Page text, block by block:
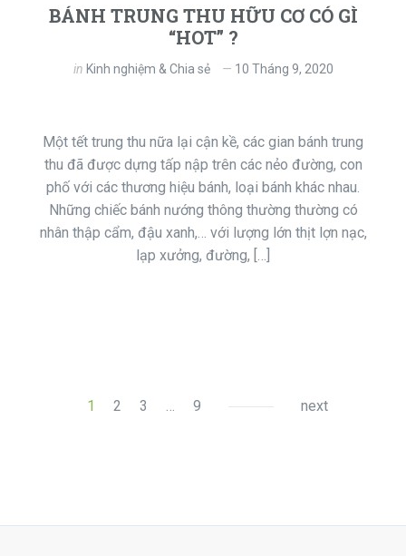
BÁNH TRUNG THU HỮU CƠ CÓ GÌ
“HOT” ?
in Kinh nghiệm & Chia sẻ 10 Tháng 9, 2020
Một tết trung thu nữa lại cận kề, các gian bánh trung
thu đã được dựng tấp nập trên các nẻo đường, con
phố với các thương hiệu bánh, loại bánh khác nhau.
Những chiếc bánh nướng thông thường thường có
nhân thập cẩm, đậu xanh,… với lượng lớn thịt lợn nạc,
lạp xưởng, đường, […]
1 2 3 9 next